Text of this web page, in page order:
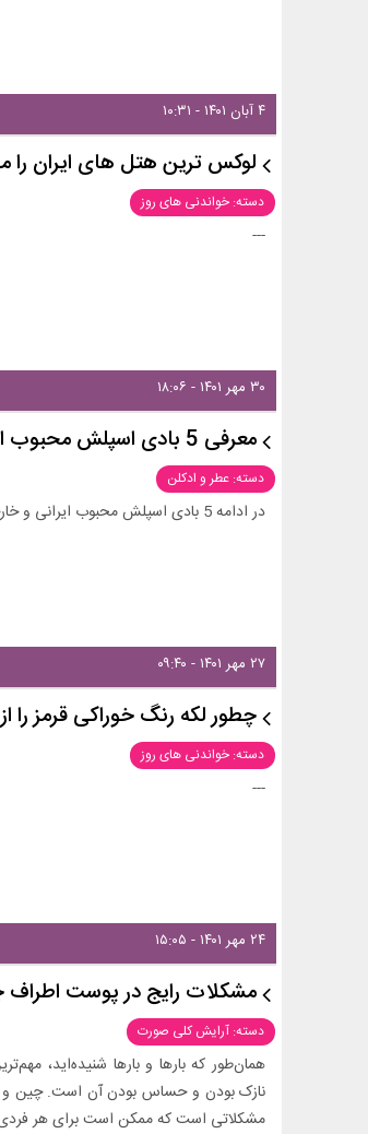
۴ آبان ۱۴۰۱ - ۱۰:۳۱
لوکس ترین هتل های ایران را
دسته: خواندنی های روز
---
۳۰ مهر ۱۴۰۱ - ۱۸:۰۶
معرفی 5 بادی اسپلش محبوب ایرانی و خارجی
دسته: عطر و ادکلن
در ادامه 5 بادی اسپلش محبوب ایرانی و خارجی را معرفی کردیم
۲۷ مهر ۱۴۰۱ - ۰۹:۴۰
چطور لکه رنگ خوراکی قرمز را
دسته: خواندنی های روز
---
۲۴ مهر ۱۴۰۱ - ۱۵:۰۵
مشکلات رایج در پوست
دسته: آرایش کلی صورت
همان‌طور که بارها و بارها شنیده‌اید،
نازک بودن و حساس بودن آن است. چین و
مشکلاتی است که ممکن است برای هر